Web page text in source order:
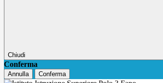
Chiudi
Conferma
Annulla Conferma